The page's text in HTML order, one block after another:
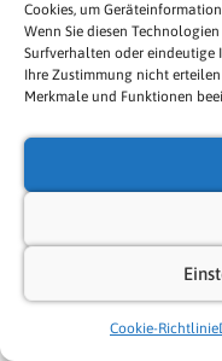
Cookies, um
Wenn Sie diesen
Surfverhalten oder eindeutige
Ihre Zustimmung nicht
Merkmale und Funktionen
Cookie-Richtlinie
gemocht werdenvon
eigene Podcast-Episode
die Arbeit Alfred Adlers
Zufriedenheit – anhand
Selbstliebe. Als
Anleitung zur
Denn letztlich kann die
nur gelingen, wenn man
äußere Konflikt lässt
zurückführen. Wer also